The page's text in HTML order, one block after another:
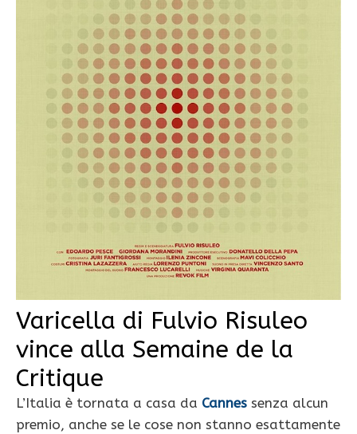
Varicella di Fulvio Risuleo
vince alla Semaine de la
Critique
L’Italia è tornata a casa da Cannes senza alcun
premio, anche se le cose non stanno esattamente